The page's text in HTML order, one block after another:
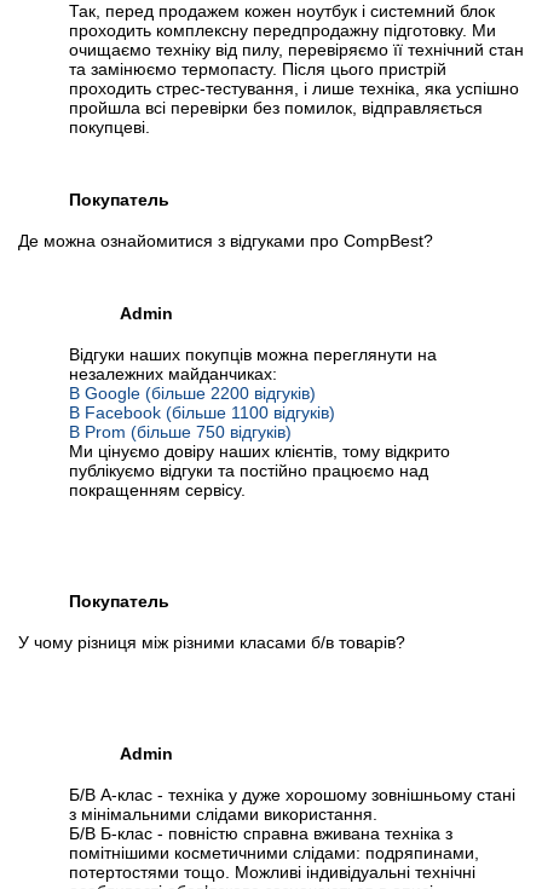
Так, перед продажем кожен ноутбук і системний блок
проходить комплексну передпродажну підготовку. Ми
очищаємо техніку від пилу, перевіряємо її технічний стан
та замінюємо термопасту. Після цього пристрій
проходить стрес-тестування, і лише техніка, яка успішно
пройшла всі перевірки без помилок, відправляється
покупцеві.
Покупатель
Де можна ознайомитися з відгуками про CompBest?
Admin
Відгуки наших покупців можна переглянути на
незалежних майданчиках:
В Google (більше 2200 відгуків)
В Facebook (більше 1100 відгуків)
В Prom (більше 750 відгуків)
Ми цінуємо довіру наших клієнтів, тому відкрито
публікуємо відгуки та постійно працюємо над
покращенням сервісу.
Покупатель
У чому різниця між різними класами б/в товарів?
Admin
Б/В А-клас - техніка у дуже хорошому зовнішньому стані
з мінімальними слідами використання.
Б/В Б-клас - повністю справна вживана техніка з
помітнішими косметичними слідами: подряпинами,
потертостями тощо. Можливі індивідуальні технічні